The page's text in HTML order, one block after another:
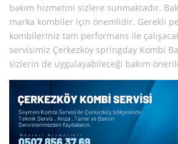
bakım hizmetini sizlere sunmaktadır.
marka kombiler için önemlidir. Gerekli
kombileriniz tam performans ile
servisimiz Çerkezköy springday Kombi
sizlerin de uygulayabileceği bakım